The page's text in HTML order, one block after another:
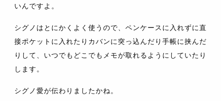
いんですよ。
シグノはとにかくよく使うので、ペンケースに入れずに直
接ポケットに入れたりカバンに突っ込んだり手帳に挟んだ
りして、いつでもどこでもメモが取れるようにしていたり
します。
シグノ愛が伝わりましたかね。